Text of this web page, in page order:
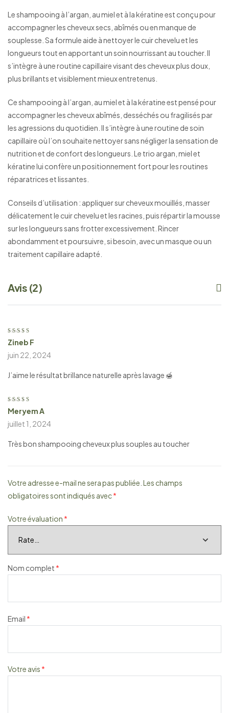
Le shampooing à l’argan, au miel et à la kératine est conçu pour
accompagner les cheveux secs, abîmés ou en manque de
souplesse. Sa formule aide à nettoyer le cuir chevelu et les
longueurs tout en apportant un soin nourrissant au toucher. Il
s’intègre à une routine capillaire visant des cheveux plus doux,
plus brillants et visiblement mieux entretenus.
Ce shampooing à l’argan, au miel et à la kératine est pensé pour
accompagner les cheveux abîmés, desséchés ou fragilisés par
les agressions du quotidien. Il s’intègre à une routine de soin
capillaire où l’on souhaite nettoyer sans négliger la sensation de
nutrition et de confort des longueurs. Le trio argan, miel et
kératine lui confère un positionnement fort pour les routines
réparatrices et lissantes.
Conseils d’utilisation : appliquer sur cheveux mouillés, masser
délicatement le cuir chevelu et les racines, puis répartir la mousse
sur les longueurs sans frotter excessivement. Rincer
abondamment et poursuivre, si besoin, avec un masque ou un
traitement capillaire adapté.
Avis (2)
Note5 sur 5
Zineb F
juin 22, 2024
J’aime le résultat brillance naturelle après lavage 🍯
Note4sur
Meryem A
juillet 1, 2024
Très bon shampooing cheveux plus souples au toucher
Votre adresse e-mail ne sera pas publiée. Les champs
obligatoires sont indiqués avec*
Votre évaluation *
Votre avis *
Nom complet *
Email *